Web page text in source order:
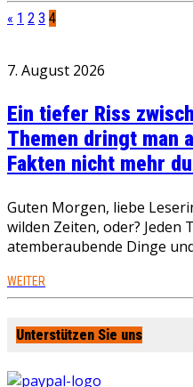
« 1 2 3 4
7. August 2026
Ein tiefer Riss
Themen dringt man
Fakten nicht mehr
Guten Morgen, liebe
wilden Zeiten, oder? Jeden
atemberaubende Dinge
WEITER
Unterstützen Sie uns